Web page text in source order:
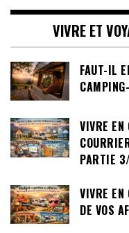
VIVRE ET
FAUT-IL
VIVRE
PARTIE
VIVRE EN
DE VOS